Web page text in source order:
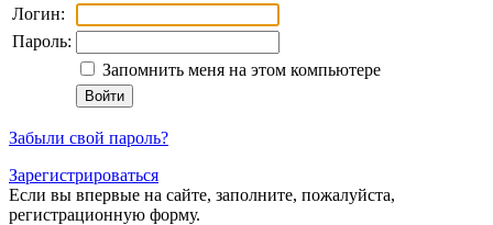
Логин:
Пароль:
Запомнить меня на этом компьютере
Забыли свой пароль?
Зарегистрироваться
Если вы впервые на сайте, заполните, пожалуйста,
регистрационную форму.